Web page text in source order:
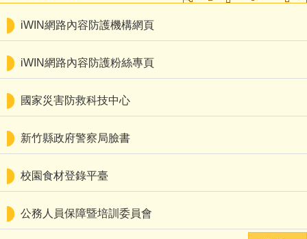
iWIN網路內容防護機構網頁
iWIN網路內容防護粉絲專頁
國家災害防救科技中心
新竹縣政府警察局臉書
校園食材登錄平臺
公務人員保障暨培訓委員會